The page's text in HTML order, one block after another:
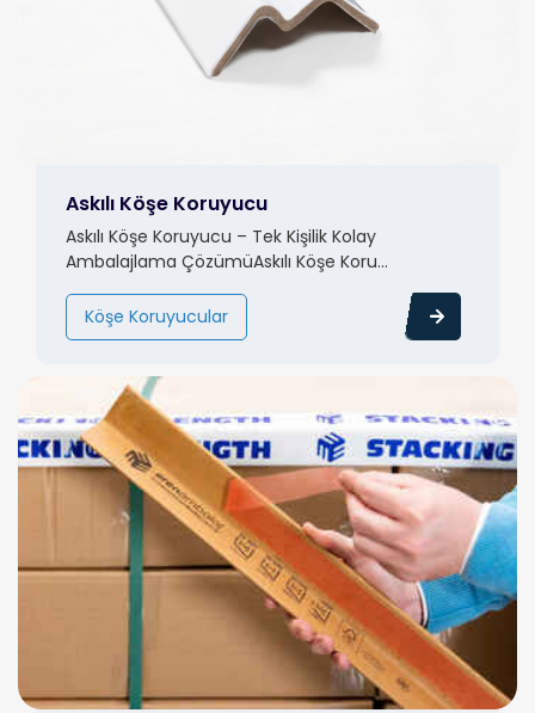
Askılı Köşe Koruyucu
Askılı Köşe Koruyucu – Tek Kişilik Kolay
Ambalajlama ÇözümüAskılı Köşe Koru...
Köşe Koruyucular